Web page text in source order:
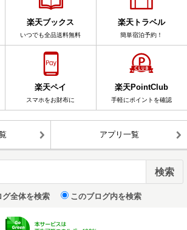
楽天ブックス
いつでも全品送料無料
楽天トラベル
簡単宿泊予約！
楽天ペイ
スマホをお財布に
楽天PointClub
手軽にポイントを確認
アプリ一覧
全体を検索 このブログ内を検索